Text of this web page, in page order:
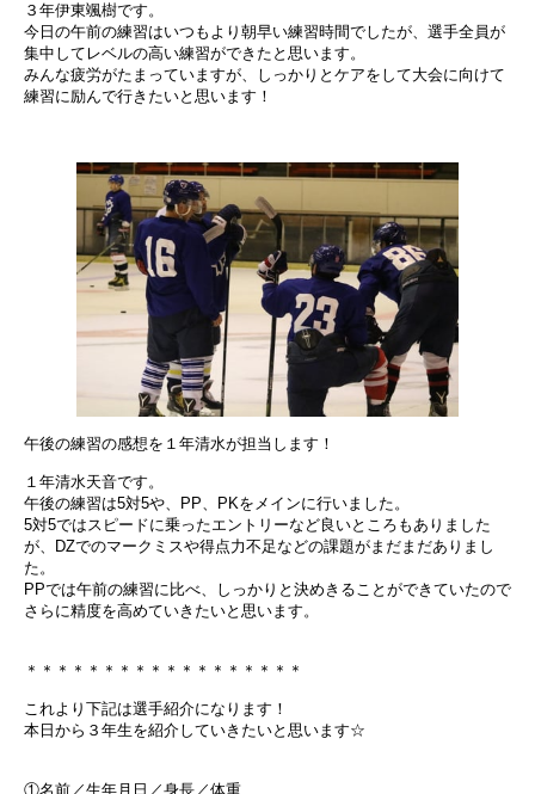
３年伊東颯樹です。
今日の午前の練習はいつもより朝早い練習時間でしたが、選手全員が
集中してレベルの高い練習ができたと思います。
みんな疲労がたまっていますが、しっかりとケアをして大会に向けて
練習に励んで行きたいと思います！
午後の練習の感想を１年清水が担当します！
１年清水天音です。
午後の練習は5対5や、PP、PKをメインに行いました。
5対5ではスピードに乗ったエントリーなど良いところもありました
が、DZでのマークミスや得点力不足などの課題がまだまだありまし
た。
PPでは午前の練習に比べ、しっかりと決めきることができていたので
さらに精度を高めていきたいと思います。
＊＊＊＊＊＊＊＊＊＊＊＊＊＊＊＊＊＊
これより下記は選手紹介になります！
本日から３年生を紹介していきたいと思います☆
①名前／生年月日／身長／体重